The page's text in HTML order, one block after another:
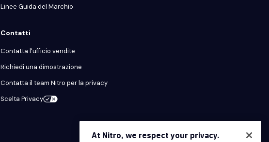
Linee Guida del Marchio
Contatti
Contatta l'ufficio vendite
Richiedi una dimostrazione
Contatta il team Nitro per la privacy
Scelta Privacy
At Nitro, we respect your privacy.